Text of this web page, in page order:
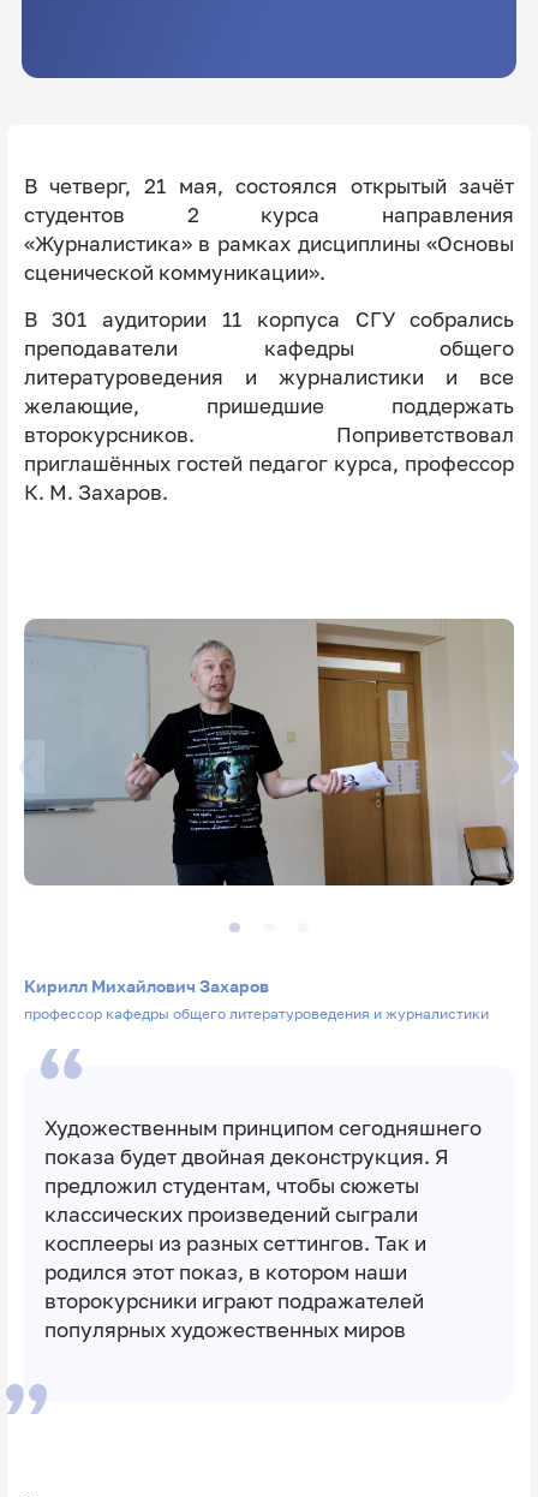
В четверг, 21 мая, состоялся открытый зачёт
студентов 2 курса направления
«Журналистика» в рамках дисциплины «Основы
сценической коммуникации».
В 301 аудитории 11 корпуса СГУ собрались
преподаватели кафедры общего
литературоведения и журналистики и все
желающие, пришедшие поддержать
второкурсников. Поприветствовал
приглашённых гостей педагог курса, профессор
К. М. Захаров.
Кирилл Михайлович Захаров
профессор кафедры общего литературоведения и журналистики
Художественным принципом сегодняшнего
показа будет двойная деконструкция. Я
предложил студентам, чтобы сюжеты
классических произведений сыграли
косплееры из разных сеттингов. Так и
родился этот показ, в котором наши
второкурсники играют подражателей
популярных художественных миров